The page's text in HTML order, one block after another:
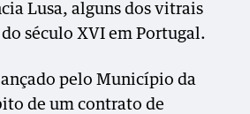
Lusa, alguns dos vitrais
século XVI em Portugal.
pelo Município da
de um contrato de